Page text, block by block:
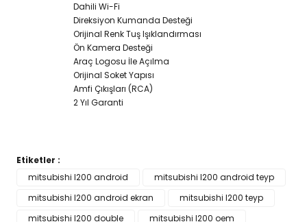
Dahili Wi-Fi
Direksiyon Kumanda Desteği
Orijinal Renk Tuş Işıklandırması
Ön Kamera Desteği
Araç Logosu İle Açılma
Orijinal Soket Yapısı
Amfi Çıkışları (RCA)
2 Yıl Garanti
Bu ürüne ilk yorumu siz yapın!
Bu ürünün fiyat bilgisi, resim, ürün açıklamalarında ve diğer
kullanarak tarafımıza iletebilirsiniz.
Görüş ve önerileriniz için teşekkür ederiz.
Etiketler :
mitsubishi l200 android
mitsubishi l200 android teyp
mitsubishi l200 android ekran
mitsubishi l200 teyp
mitsubishi l200 double
mitsubishi l200 oem